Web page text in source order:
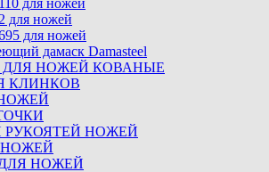
для ножей
для ножей
дамаск Damasteel
ДЛЯ НОЖЕЙ КОВАНЫЕ
КЛИНКОВ
РУКОЯТЕЙ НОЖЕЙ
НОЖЕЙ